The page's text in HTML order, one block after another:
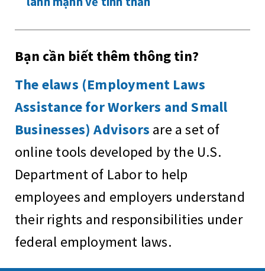
Bạn cần biết thêm thông tin?
The elaws (Employment Laws
Assistance for Workers and Small
Businesses) Advisors are a set of
online tools developed by the U.S.
Department of Labor to help
employees and employers understand
their rights and responsibilities under
federal employment laws.